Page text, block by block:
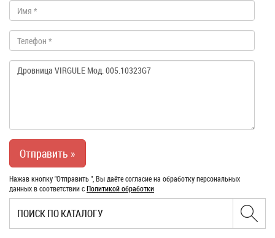
Нажав кнопку "Отправить ", Вы даёте согласие на обработку персональных
данных в соответствии сПолитикой обработки